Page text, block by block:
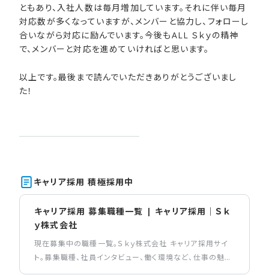
ともあり、入社人数は毎月増加しています。それに伴い毎月
対応数が多くなっていますが、メンバーと協力し、フォローし
合いながら対応に励んでいます。今後もALL Ｓｋｙの精神
で、メンバーと対応を進めていければと思います。
以上です。最後まで読んでいただきありがとうございまし
た！
キャリア採用 積極採用中
キャリア採用 募集職種一覧 | キャリア採用｜Ｓｋ
ｙ株式会社
現在募集中の職種一覧。Ｓｋｙ株式会社 キャリア採用サイ
ト。募集職種、社員インタビュー、働く環境など、仕事の魅力